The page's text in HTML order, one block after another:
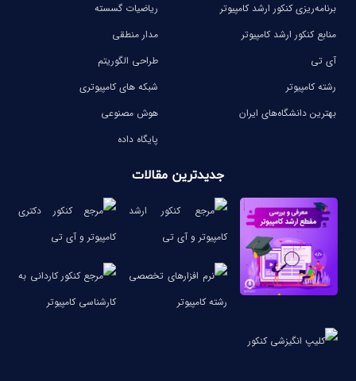
برنامه‌ریزی کنکور ارشد کامپیوتر
منابع کنکور ارشد کامپیوتر
آی تی
رشته کامپیوتر
بهترین دانشگاه‌های ایران
ریاضیات گسسته
مدار منطقی
طراحی الگوریتم
شبکه های کامپیوتری
هوش مصنوعی
پایگاه داده
جدیدترین مقالات